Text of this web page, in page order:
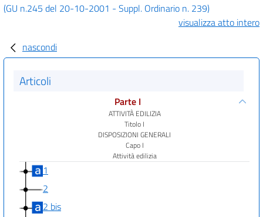
(GU n.245 del 20-10-2001 - Suppl. Ordinario n. 239)
visualizza atto intero
nascondi
Articoli
Parte I
ATTIVITÀ EDILIZIA
Titolo I
DISPOSIZIONI GENERALI
Capo I
Attività edilizia
1
2
2 bis